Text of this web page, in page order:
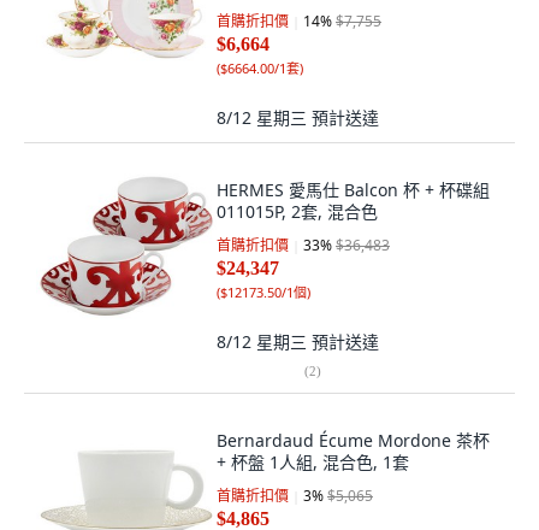
首購折扣價 14%$7,755
$6,664
($6664.00/1套)
8/12 星期三 預計送達
HERMES 愛馬仕 Balcon 杯 + 杯碟組
011015P, 2套, 混合色
首購折扣價 33%$36,483
$24,347
($12173.50/1個)
8/12 星期三 預計送達
(2)
Bernardaud Écume Mordone 茶杯
+ 杯盤 1人組, 混合色, 1套
首購折扣價 3%$5,065
$4,865